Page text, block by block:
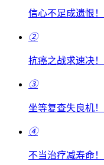
信心不足成遗恨！
②
抗癌之战求速决！
③
坐等复查失良机！
④
不当治疗减寿命！